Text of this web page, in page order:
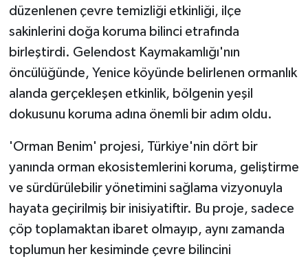
düzenlenen çevre temizliği etkinliği, ilçe
sakinlerini doğa koruma bilinci etrafında
birleştirdi. Gelendost Kaymakamlığı'nın
öncülüğünde, Yenice köyünde belirlenen ormanlık
alanda gerçekleşen etkinlik, bölgenin yeşil
dokusunu koruma adına önemli bir adım oldu.
'Orman Benim' projesi, Türkiye'nin dört bir
yanında orman ekosistemlerini koruma, geliştirme
ve sürdürülebilir yönetimini sağlama vizyonuyla
hayata geçirilmiş bir inisiyatiftir. Bu proje, sadece
çöp toplamaktan ibaret olmayıp, aynı zamanda
toplumun her kesiminde çevre bilincini